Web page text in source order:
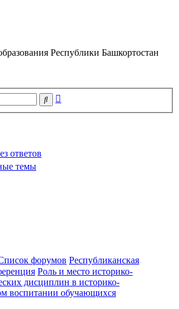
Республики Башкортостан
Поиск
ответов
темы
форумов Республиканская
Роль и место историко-
дисциплин в историко-
воспитании обучающихся